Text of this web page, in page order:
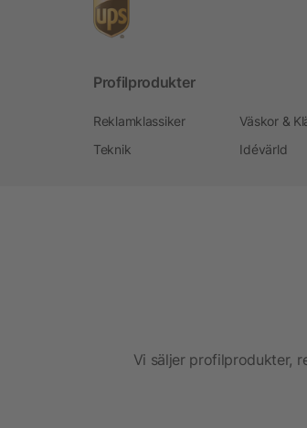
Profilprodukter
Reklamklassiker Väskor &
Teknik
Idévärld
Vi säljer profilprodukter,